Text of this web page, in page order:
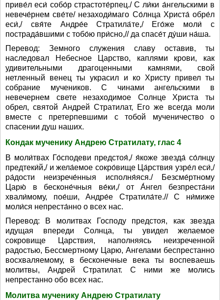
приве́л еси́ собо́р страстоте́рпец./ С ли́ки а́нгельскими в
невече́рнем све́те/ незаходи́маго Со́лнца Христа́ обре́л
еси́,/ свя́те Андре́е Стратила́те,/ Его́же моли́ с
пострада́вшими с тобо́ю при́сно,// да спасе́т ду́ши на́ша.
Перевод: Земного служения славу оставив, ты
наследовал Небесное Царство, каплями крови, как
удивительными драгоценными камнями, свой
нетленный венец ты украсил и ко Христу привел ты
собрание мучеников. С чинами ангельскими в
невечернем свете незаходимое Солнце Христа ты
обрел, святой Андрей Стратилат, Его же всегда моли
вместе с претерпевшими с тобой мученичество о
спасении душ наших.
Кондак мученику Андрею Стратилату, глас 4
В моли́твах Го́сподеви предстоя́,/ я́коже звезда́ со́лнцу
предтеки́й,/ и жела́емое сокро́вище Ца́рствия узре́л еси́,/
ра́дости неизрече́нныя исполня́яся./ Безсме́ртному
Царю́ в бесконе́чныя ве́ки,/ от А́нгел безпреста́ни
хвали́мому, пое́ши, Андре́е Стратила́те.// С ни́миже
моли́ся непреста́нно о всех нас.
Перевод: В молитвах Господу предстоя, как звезда
идущая впереди Солнца, ты увидел желаемое
сокровище Царствия, наполняясь неизреченной
радостью, Бессмертному Царю, Ангелами беспрестанно
восхваляемому, в бесконечные века ты воспеваешь
молитвы, Андрей Стратилат. С ними же молись
непрестанно обо всех нас.
Молитва мученику Андрею Стратилату